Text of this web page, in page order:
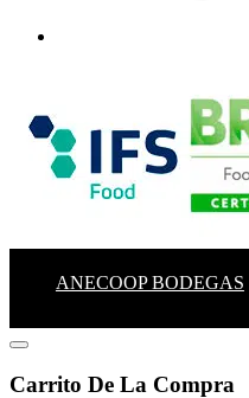
ANECOOP BODEGAS
Carrito De La Compra